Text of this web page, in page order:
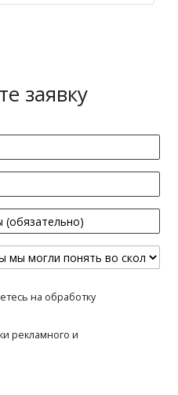
заявку
на обработку
рекламного и